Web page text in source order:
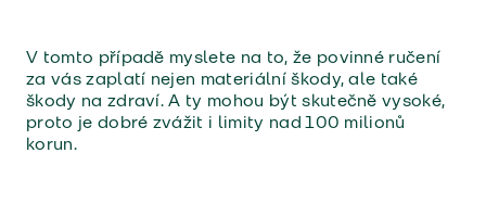
V tomto případě myslete na to, že povinné ručení
za vás zaplatí nejen materiální škody, ale také
škody na zdraví. A ty mohou být skutečně vysoké,
proto je dobré zvážit i limity nad 100 milionů
korun.